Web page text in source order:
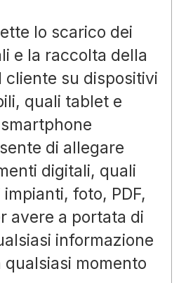
lo scarico dei
e la raccolta della
cliente su dispositivi
quali tablet e
smartphone
di allegare
digitali, quali
foto, PDF,
avere a portata di
informazione
qualsiasi momento